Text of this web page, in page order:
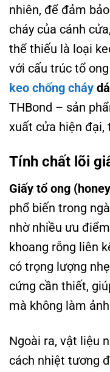
nhiên, để đảm
cháy của cánh
thể thiếu là loại
với cấu trúc tổ
keo chống cháy
THBond – sản
xuất cửa hiện đại,
Tính chất lõi
Giấy tổ ong
phổ biến trong
nhờ nhiều ưu
khoang rỗng liên
có trọng lượng
cứng cần thiết,
mà không làm
Ngoài ra, vật liệu
cách nhiệt tương